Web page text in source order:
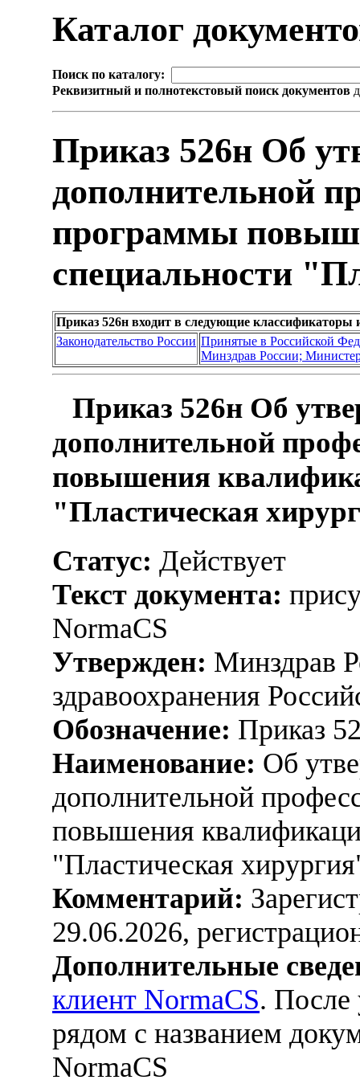
Каталог
Поиск по каталогу:
Реквизитный и полнотекстовый поиск документов
Приказ 526н Об
дополнительной
программы
специальности
Приказ 526н входит в следующие классификаторы
Законодательство России Принятые в Российской
Минздрав России;
Приказ 526н Об
дополнительной
повышения
"Пластическая
Статус: Действует
Текст документа:
NormaCS
Утвержден: Минздрав
здравоохранения
Обозначение: Приказ
Наименование: Об
дополнительной
повышения
"Пластическая
Комментарий:
29.06.2026,
Дополнительные
клиент NormaCS. После
рядом с названием
NormaCS